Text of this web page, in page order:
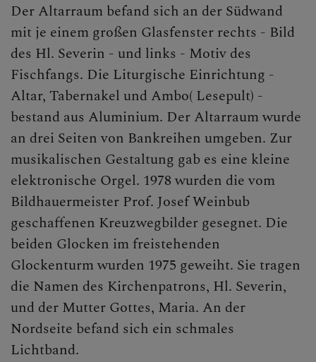
Der Altarraum befand sich an der Südwand
mit je einem großen Glasfenster rechts - Bild
des Hl. Severin - und links - Motiv des
Fischfangs. Die Liturgische Einrichtung -
Altar, Tabernakel und Ambo( Lesepult) -
bestand aus Aluminium. Der Altarraum wurde
an drei Seiten von Bankreihen umgeben. Zur
musikalischen Gestaltung gab es eine kleine
elektronische Orgel. 1978 wurden die vom
Bildhauermeister Prof. Josef Weinbub
geschaffenen Kreuzwegbilder gesegnet. Die
beiden Glocken im freistehenden
Glockenturm wurden 1975 geweiht. Sie tragen
die Namen des Kirchenpatrons, Hl. Severin,
und der Mutter Gottes, Maria. An der
Nordseite befand sich ein schmales
Lichtband.